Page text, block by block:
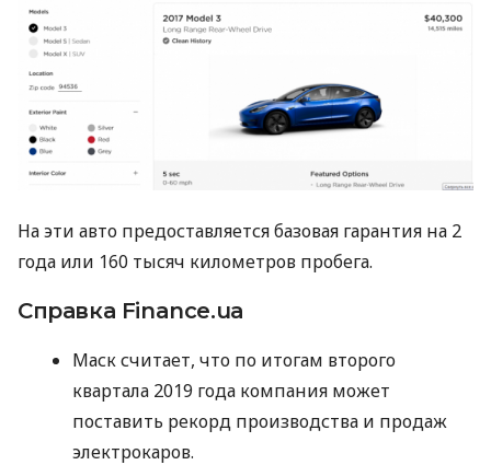
На эти авто предоставляется базовая гарантия на 2
года или 160 тысяч километров пробега.
Справка Finance.ua
Маск считает, что по итогам второго
квартала 2019 года компания может
поставить рекорд производства и продаж
электрокаров.